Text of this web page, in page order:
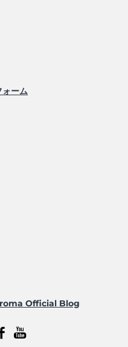
ォーム
Official Blog